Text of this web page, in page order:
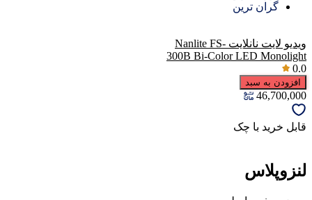
گران ترین
ویدیو لایت نانلایت Nanlite FS-
300B Bi-Color LED Monolight
0.0
افزودن به سبد
46,700,000
قابل خرید با چک
لنزوپلاس